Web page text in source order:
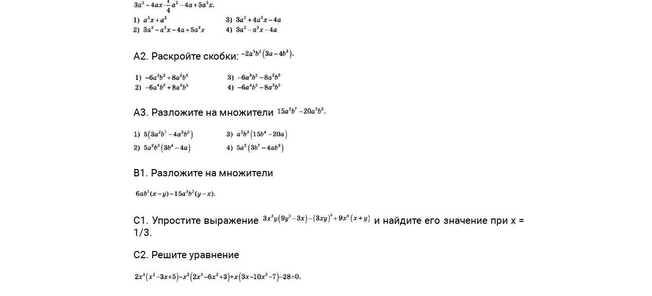
А2. Раскройте скобки:
А3. Разложите на множители
В1. Разложите на множители
С1. Упростите выражение
и найдите его значение при х =
1/3.
С2. Решите уравнение